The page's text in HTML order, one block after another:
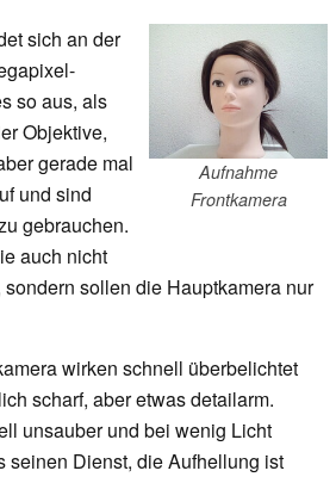
Aufnahme
Frontkamera
sich an der
so aus, als
Objektive,
gerade mal
und sind
gebrauchen.
auch nicht
sollen die Hauptkamera nur
wirken schnell überbelichtet
scharf, aber etwas detailarm.
unsauber und bei wenig Licht
seinen Dienst, die Aufhellung ist